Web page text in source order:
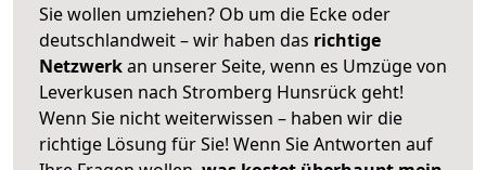
Sie wollen umziehen? Ob um die Ecke oder
deutschlandweit – wir haben das richtige
Netzwerkan unserer Seite, wenn es Umzüge von
Leverkusen nach Stromberg Hunsrück geht!
Wenn Sie nicht weiterwissen – haben wir die
richtige Lösung für Sie! Wenn Sie Antworten auf